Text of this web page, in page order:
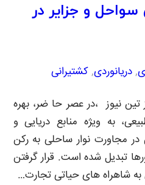
و جزایر در
, دریانوردی, کشتیرانی
نیوز ،در عصر حا ضر، بهره
به ویژه منابع دریایی و
مجاورت نوار ساحلی به رکن
تبدیل شده است. قرار گرفتن
شاهراه های حیاتی تجارت…